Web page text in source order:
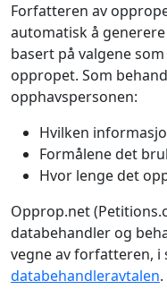
Forfatteren av
automatisk å
basert på valgene
oppropet. Som
opphavspersonen:
Hvilken
Formålene det
Hvor lenge det
Opprop.net
databehandler og
vegne av forfatteren, i
databehandleravtalen.